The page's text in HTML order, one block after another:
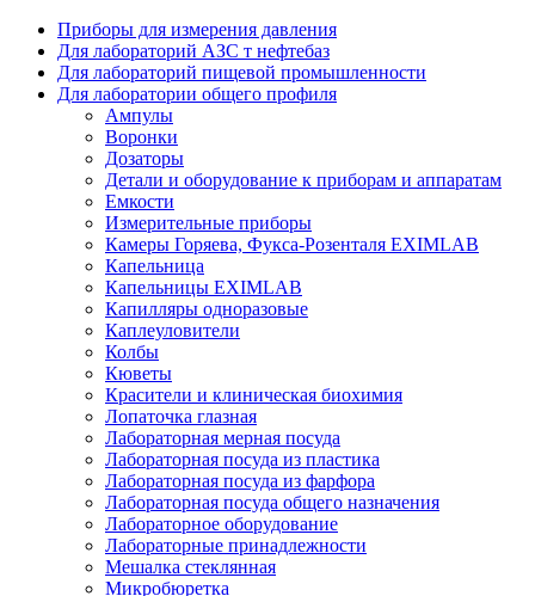
Приборы для измерения давления
Для лабораторий АЗС т нефтебаз
Для лабораторий пищевой промышленности
Для лаборатории общего профиля
Ампулы
Воронки
Дозаторы
Детали и оборудование к приборам и аппаратам
Емкости
Измерительные приборы
Камеры Горяева, Фукса-Розенталя EXIMLAB
Капельница
Капельницы EXIMLAB
Капилляры одноразовые
Каплеуловители
Колбы
Кюветы
Красители и клиническая биохимия
Лопаточка глазная
Лабораторная мерная посуда
Лабораторная посуда из пластика
Лабораторная посуда из фарфора
Лабораторная посуда общего назначения
Лабораторное оборудование
Лабораторные принадлежности
Мешалка стеклянная
Микробюретка